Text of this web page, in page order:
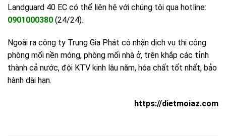
Landguard 40 EC có thể liên hệ với chúng tôi qua hotline:
0901000380 (24/24).
Ngoài ra công ty Trung Gia Phát có nhận dịch vụ thi công
phòng mối nền móng, phòng mối nhà ở, trên khắp các tỉnh
thành cả nước, đội KTV kinh lâu năm, hóa chất tốt nhất, bảo
hành dài hạn.
https://dietmoiaz.com